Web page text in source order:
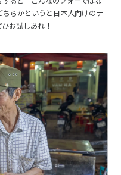
らかというと日本人向けのテ
お試しあれ！